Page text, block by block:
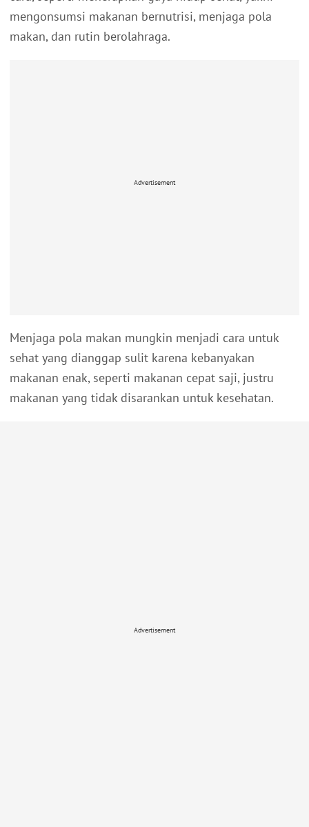
mengonsumsi makanan bernutrisi, menjaga pola
makan, dan rutin berolahraga.
Advertisement
Menjaga pola makan mungkin menjadi cara untuk
sehat yang dianggap sulit karena kebanyakan
makanan enak, seperti makanan cepat saji, justru
makanan yang tidak disarankan untuk kesehatan.
Advertisement